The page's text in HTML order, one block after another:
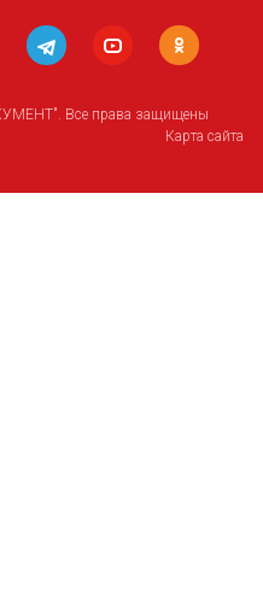
Все права защищены
Карта сайта